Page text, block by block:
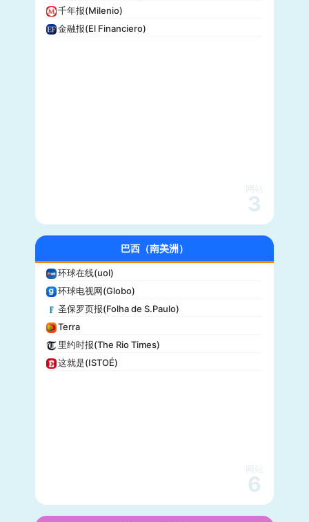
洛杉矶时报(Los Angeles Times)
Insider
Vice
商业内幕(Business Insider)
iHeartRadio
纽约客(New Yorker)
娱乐周刊(Entertainment Weekly)
芝加哥论坛报(Chicago Tribune)
财富(Fortune)
纽约每日新闻(New York Daily News)
千年报(Milenio)
金融报(El Financiero)
网站
3
巴西（南美洲）
环球在线(uol)
环球电视网(Globo)
圣保罗页报(Folha de S.Paulo)
Terra
里约时报(The Rio Times)
这就是(ISTOÉ)
网站
6